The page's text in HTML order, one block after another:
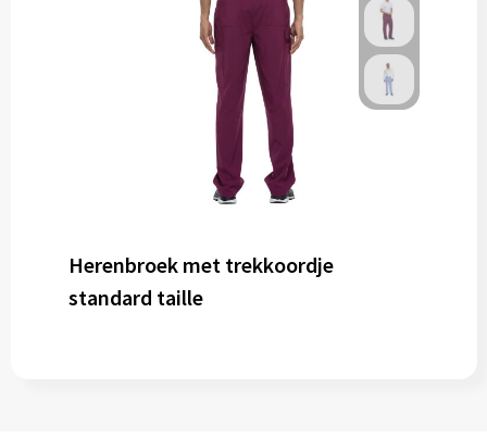
Herenbroek met trekkoordje
standard taille